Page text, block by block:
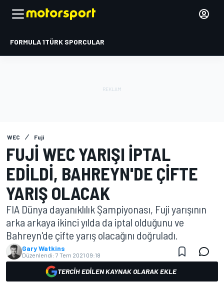
FORMULA 1TÜRK SPORCULAR
WEC Fuji
FUJI WEC YARIŞI IPTAL
EDILDI, BAHREYN'DE ÇIFTE
YARIŞ OLACAK
FIA Dünya dayanıklılık Şampiyonası, Fuji yarışının
arka arkaya ikinci yılda da iptal olduğunu ve
Bahreyn'de çifte yarış olacağını doğruladı.
Gary Watkins
Düzenlendi: 7 Tem 2021 09:18
TERCIH EDILEN KAYNAK OLARAK EKLE